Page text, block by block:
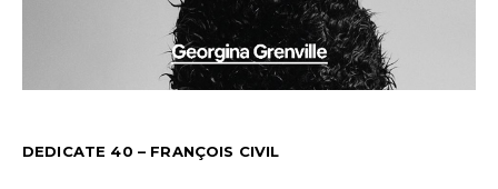
DEDICATE 40 – FRANÇOIS CIVIL